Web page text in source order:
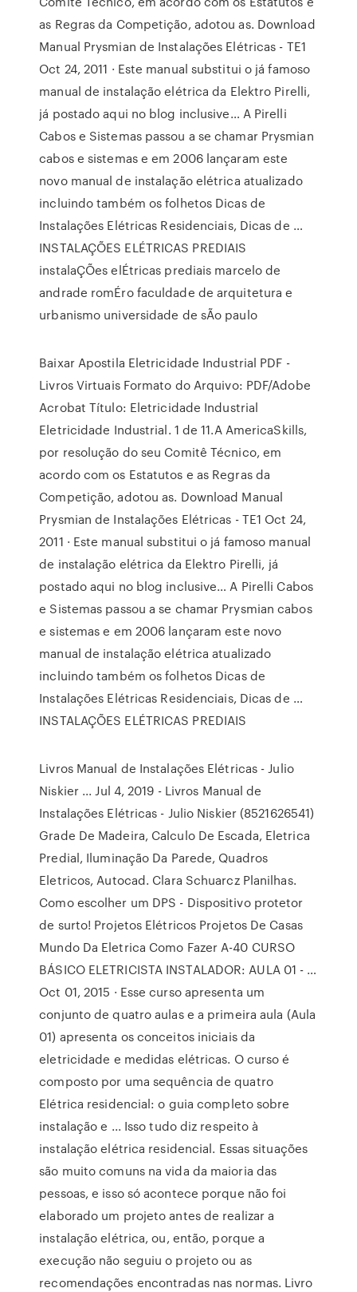
as Regras da Competição, adotou as. Download
Manual Prysmian de Instalações Elétricas - TE1
Oct 24, 2011 · Este manual substitui o já famoso
manual de instalação elétrica da Elektro Pirelli,
já postado aqui no blog inclusive… A Pirelli
Cabos e Sistemas passou a se chamar Prysmian
cabos e sistemas e em 2006 lançaram este
novo manual de instalação elétrica atualizado
incluindo também os folhetos Dicas de
Instalações Elétricas Residenciais, Dicas de …
INSTALAÇÕES ELÉTRICAS PREDIAIS
instalaÇÕes elÉtricas prediais marcelo de
andrade romÉro faculdade de arquitetura e
urbanismo universidade de sÃo paulo
Baixar Apostila Eletricidade Industrial PDF -
Livros Virtuais Formato do Arquivo: PDF/Adobe
Acrobat Título: Eletricidade Industrial
Eletricidade Industrial. 1 de 11.A AmericaSkills,
por resolução do seu Comitê Técnico, em
acordo com os Estatutos e as Regras da
Competição, adotou as. Download Manual
Prysmian de Instalações Elétricas - TE1 Oct 24,
2011 · Este manual substitui o já famoso manual
de instalação elétrica da Elektro Pirelli, já
postado aqui no blog inclusive… A Pirelli Cabos
e Sistemas passou a se chamar Prysmian cabos
e sistemas e em 2006 lançaram este novo
manual de instalação elétrica atualizado
incluindo também os folhetos Dicas de
Instalações Elétricas Residenciais, Dicas de …
INSTALAÇÕES ELÉTRICAS PREDIAIS
Livros Manual de Instalações Elétricas - Julio
Niskier ... Jul 4, 2019 - Livros Manual de
Instalações Elétricas - Julio Niskier (8521626541)
Grade De Madeira, Calculo De Escada, Eletrica
Predial, Iluminação Da Parede, Quadros
Eletricos, Autocad. Clara Schuarcz Planilhas.
Como escolher um DPS - Dispositivo protetor
de surto! Projetos Elétricos Projetos De Casas
Mundo Da Eletrica Como Fazer A-40 CURSO
BÁSICO ELETRICISTA INSTALADOR: AULA 01 - …
Oct 01, 2015 · Esse curso apresenta um
conjunto de quatro aulas e a primeira aula (Aula
01) apresenta os conceitos iniciais da
eletricidade e medidas elétricas. O curso é
composto por uma sequência de quatro
Elétrica residencial: o guia completo sobre
instalação e ... Isso tudo diz respeito à
instalação elétrica residencial. Essas situações
são muito comuns na vida da maioria das
pessoas, e isso só acontece porque não foi
elaborado um projeto antes de realizar a
instalação elétrica, ou, então, porque a
execução não seguiu o projeto ou as
recomendações encontradas nas normas. Livro